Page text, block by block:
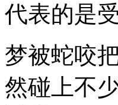
代表的是
梦被蛇咬
然碰上不